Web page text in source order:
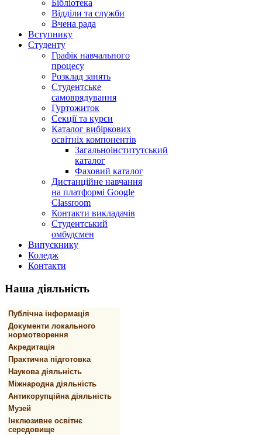
Бібліотека
Відділи та служби
Вчена рада
Вступнику
Студенту
Графік навчального
процесу
Розклад занять
Студентське
самоврядування
Гуртожиток
Секції та курси
Каталог вибіркових
освітніх компонентів
Загальноінститутський
каталог
Фаховий каталог
Дистанційне навчання
на платформі Google
Classroom
Контакти викладачів
Студентський
омбудсмен
Випускнику
Коледж
Контакти
Наша діяльність
Публічна інформація
Документи локального
нормотворення
Акредитація
Практична підготовка
Наукова діяльність
Міжнародна діяльність
Антикорупційна діяльність
Музей
Інклюзивне освітнє
середовище